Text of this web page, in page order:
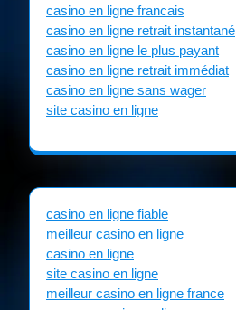
casino en ligne francais
casino en ligne retrait instantané
casino en ligne le plus payant
casino en ligne retrait immédiat
casino en ligne sans wager
site casino en ligne
casino en ligne fiable
meilleur casino en ligne
casino en ligne
site casino en ligne
meilleur casino en ligne france